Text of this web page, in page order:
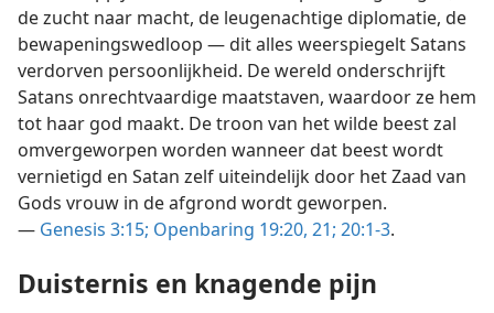
de zucht naar macht, de leugenachtige diplomatie, de
bewapeningswedloop — dit alles weerspiegelt Satans
verdorven persoonlijkheid. De wereld onderschrijft
Satans onrechtvaardige maatstaven, waardoor ze hem
tot haar god maakt. De troon van het wilde beest zal
omvergeworpen worden wanneer dat beest wordt
vernietigd en Satan zelf uiteindelijk door het Zaad van
Gods vrouw in de afgrond wordt geworpen.
— Genesis 3:15; Openbaring 19:20, 21; 20:1-3.
Duisternis en knagende pijn